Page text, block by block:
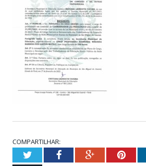
COMPARTILHAR:
TwitterFacebookGoogle+